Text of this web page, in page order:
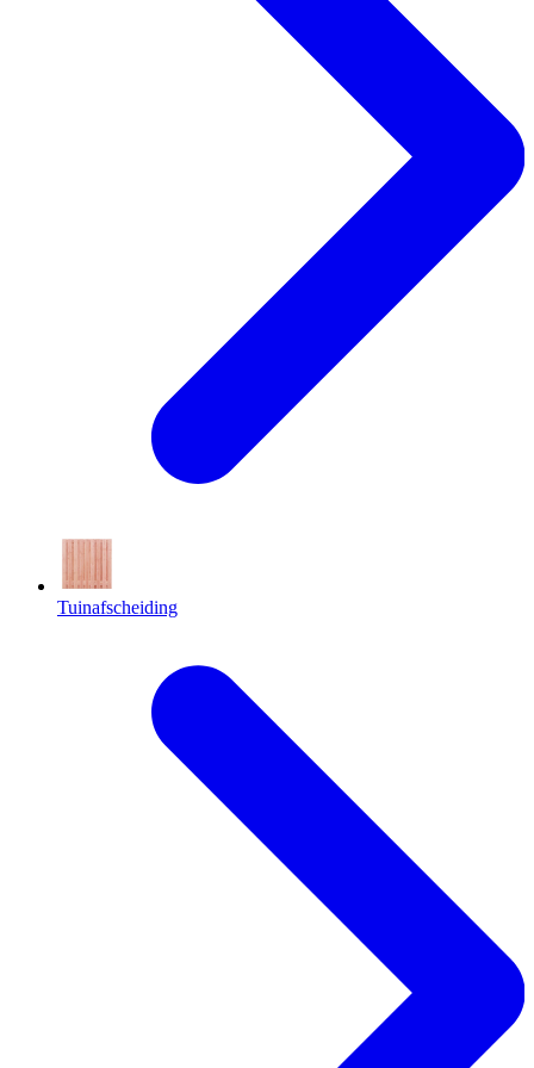
Tuinafscheiding